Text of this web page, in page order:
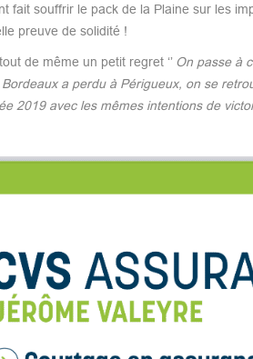
fait souffrir le pack de la Plaine sur les
preuve de solidité !
de même un petit regret ‘’ On passe à
a perdu à Périgueux, on se
2019 avec les mêmes intentions de